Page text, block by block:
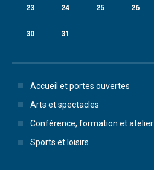
23 24 25 26
30 31
Accueil et portes ouvertes
Arts et spectacles
Conférence, formation et atelier
Sports et loisirs